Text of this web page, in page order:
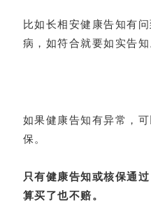
比如长相安健康告知有
病，如符合就要如实告知
如果健康告知有异常，
保。
只有健康告知或核保通
算买了也不赔。